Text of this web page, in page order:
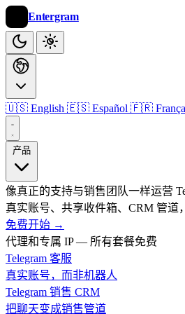
Entergram
🇺🇸 English 🇪🇸 Español 🇫🇷
产品
像真正的支持与销售团队一样运营
真实账号、共享收件箱、CRM 管道
免费开始 →
代理和专属 IP — 所有套餐免费
Telegram 客服
真实账号，而非机器人
Telegram 销售 CRM
把聊天变成销售管道